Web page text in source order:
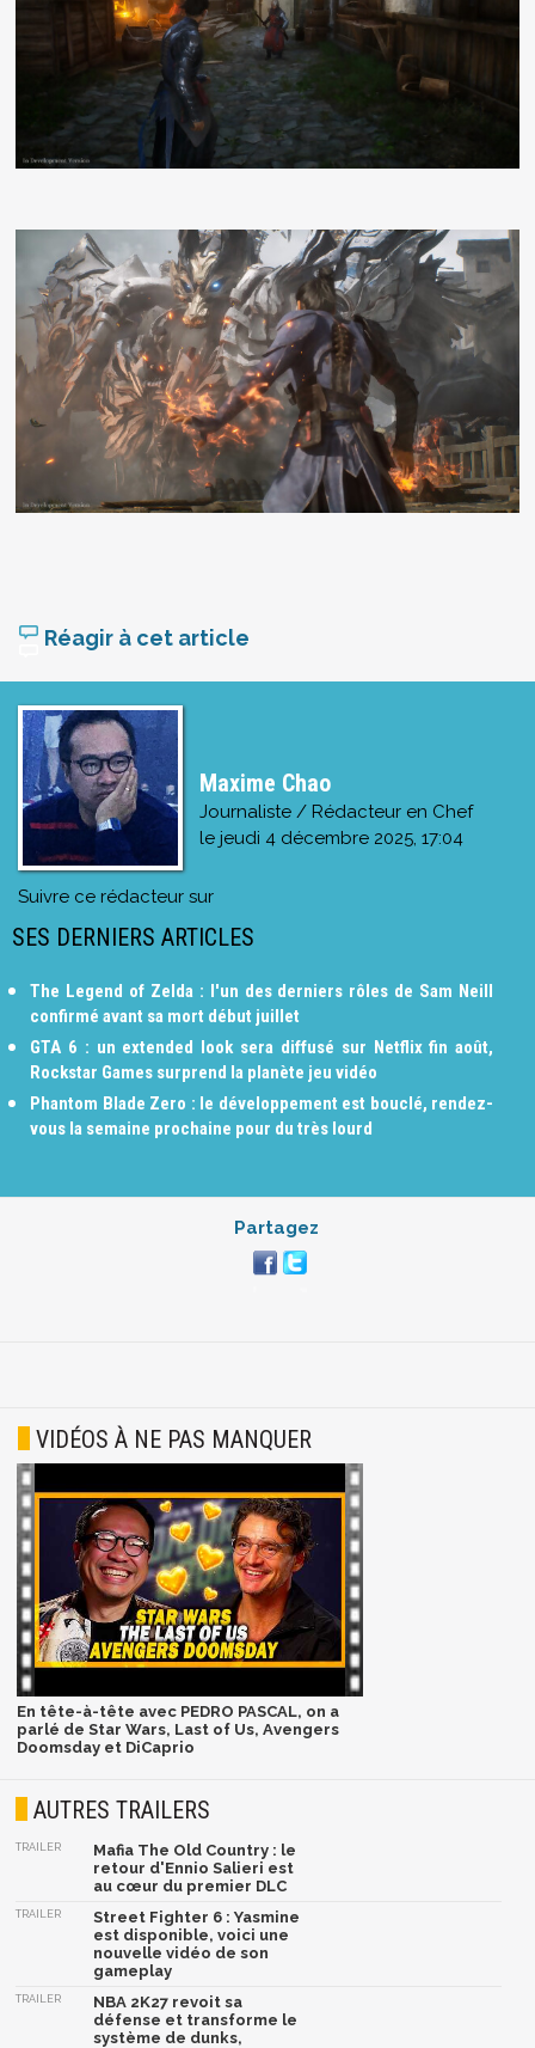
Réagir à cet article
Maxime Chao
Journaliste / Rédacteur en Chef
le jeudi 4 décembre 2025, 17:04
Suivre ce rédacteur sur
SES DERNIERS ARTICLES
The Legend of Zelda : l'un des derniers rôles de Sam Neill
confirmé avant sa mort début juillet
GTA 6 : un extended look sera diffusé sur Netflix fin août,
Rockstar Games surprend la planète jeu vidéo
Phantom Blade Zero : le développement est bouclé, rendez-
vous la semaine prochaine pour du très lourd
Partagez
VIDÉOS À NE PAS MANQUER
En tête-à-tête avec PEDRO PASCAL, on a
parlé de Star Wars, Last of Us, Avengers
Doomsday et DiCaprio
AUTRES TRAILERS
TRAILER
Mafia The Old Country : le
retour d'Ennio Salieri est
au cœur du premier DLC
TRAILER
Street Fighter 6 : Yasmine
est disponible, voici une
nouvelle vidéo de son
gameplay
TRAILER
NBA 2K27 revoit sa
défense et transforme le
système de dunks,